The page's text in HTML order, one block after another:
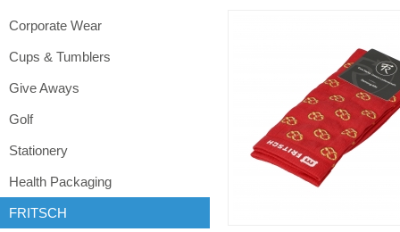
Corporate Wear
Cups & Tumblers
Give Aways
Golf
Stationery
Health Packaging
FRITSCH